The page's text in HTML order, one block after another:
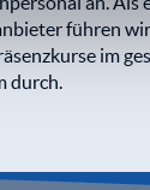
führen
im
durch.